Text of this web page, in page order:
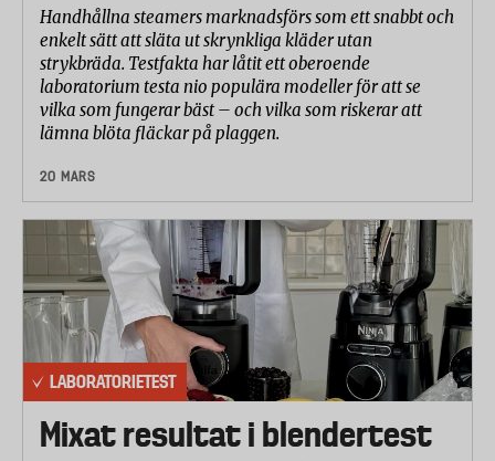
Handhållna steamers marknadsförs som ett snabbt och
enkelt sätt att släta ut skrynkliga kläder utan
strykbräda. Testfakta har låtit ett oberoende
laboratorium testa nio populära modeller för att se
vilka som fungerar bäst – och vilka som riskerar att
lämna blöta fläckar på plaggen.
20 MARS
LABORATORIETEST
Mixat resultat i blendertest